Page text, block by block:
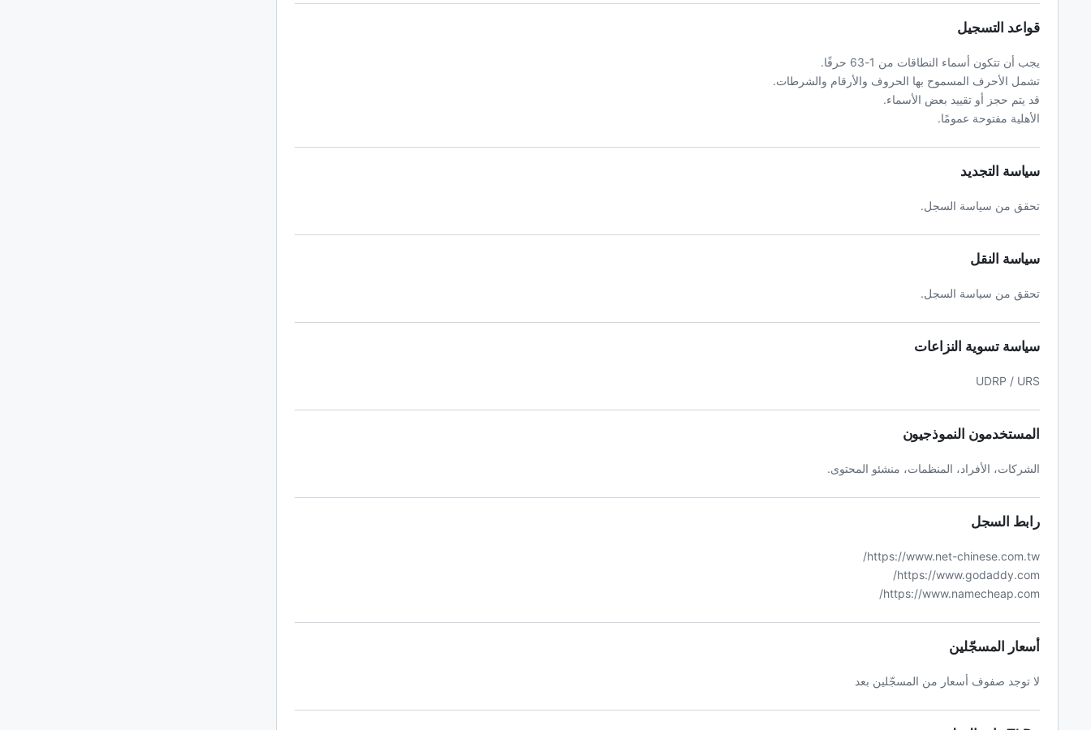
قواعد التسجيل
يجب أن تتكون أسماء النطاقات من 1-63 حرفًا.
تشمل الأحرف المسموح بها الحروف والأرقام والشرطات.
قد يتم حجز أو تقييد بعض الأسماء.
الأهلية مفتوحة عمومًا.
سياسة التجديد
تحقق من سياسة السجل.
سياسة النقل
تحقق من سياسة السجل.
سياسة تسوية النزاعات
UDRP / URS
المستخدمون النموذجيون
الشركات، الأفراد، المنظمات، منشئو المحتوى.
رابط السجل
https://www.net-chinese.com.tw/
https://www.godaddy.com/
https://www.namecheap.com/
أسعار المسجّلين
لا توجد صفوف أسعار من المسجّلين بعد